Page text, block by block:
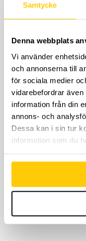
Samtycke
Denna webbplats
Vi använder
och annonserna till
för sociala medier
vidarebefordrar
information från din
annons- och
Dessa kan i sin tur
information som du
30% rabatt
Viktigt att veta
separat.
Week och
rabatter.
KÖP